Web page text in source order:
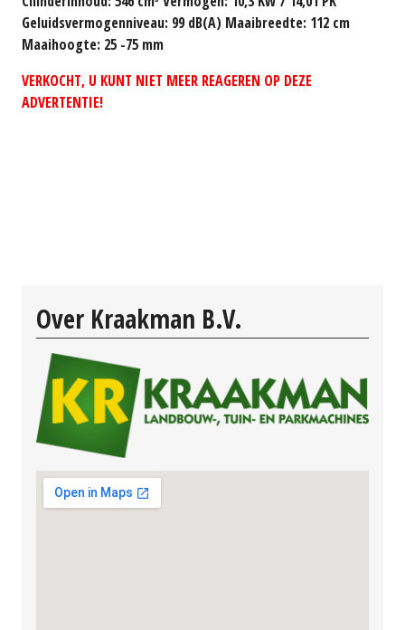
Geluidsvermogenniveau: 99 dB(A) Maaibreedte: 112 cm
Maaihoogte: 25 -75 mm
VERKOCHT, U KUNT NIET MEER REAGEREN OP DEZE
ADVERTENTIE!
Over Kraakman B.V.